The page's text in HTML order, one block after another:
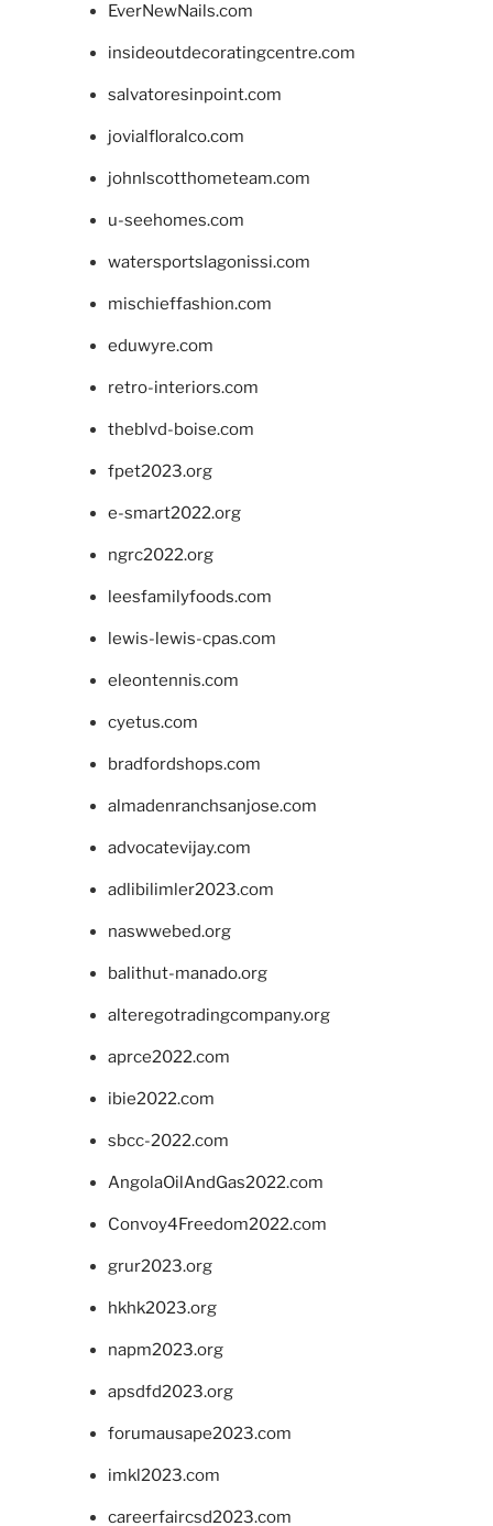
EverNewNails.com
insideoutdecoratingcentre.com
salvatoresinpoint.com
jovialfloralco.com
johnlscotthometeam.com
u-seehomes.com
watersportslagonissi.com
mischieffashion.com
eduwyre.com
retro-interiors.com
theblvd-boise.com
fpet2023.org
e-smart2022.org
ngrc2022.org
leesfamilyfoods.com
lewis-lewis-cpas.com
eleontennis.com
cyetus.com
bradfordshops.com
almadenranchsanjose.com
advocatevijay.com
adlibilimler2023.com
naswwebed.org
balithut-manado.org
alteregotradingcompany.org
aprce2022.com
ibie2022.com
sbcc-2022.com
AngolaOilAndGas2022.com
Convoy4Freedom2022.com
grur2023.org
hkhk2023.org
napm2023.org
apsdfd2023.org
forumausape2023.com
imkl2023.com
careerfaircsd2023.com